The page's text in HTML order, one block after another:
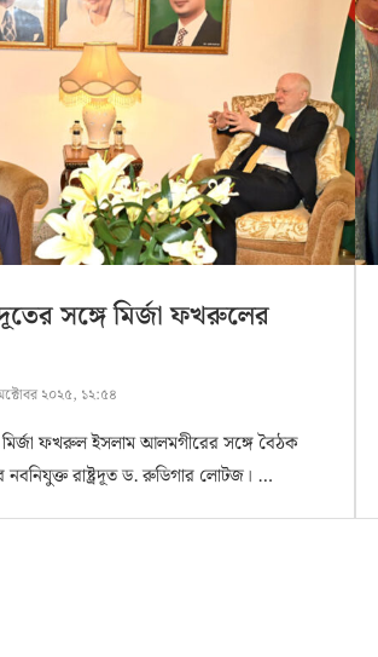
সঙ্গে মির্জা ফখরুলের
২০২৫, ১২:৫৪
মির্জা ফখরুল ইসলাম আলমগীরের সঙ্গে বৈঠক
নবনিযুক্ত রাষ্ট্রদূত ড. রুডিগার লোটজ। …